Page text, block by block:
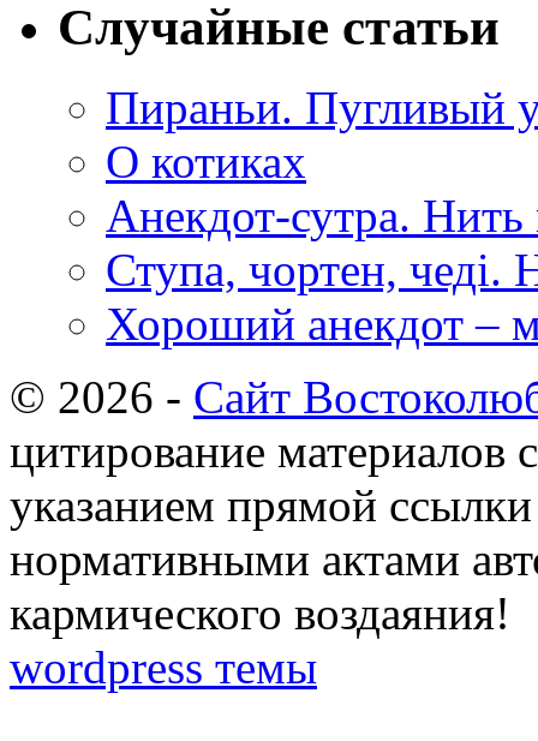
Случайные статьи
Пираньи. Пугливый
О котиках
Анекдот-сутра.
Ступа, чортен, чеді.
Хороший анекдот –
© 2026 - Сайт
цитирование материалов
указанием прямой
нормативными актами
кармического воздаяния!
wordpress темы